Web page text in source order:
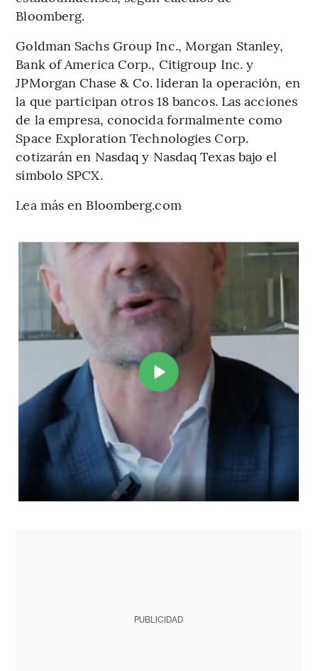
Bloomberg.
Goldman Sachs Group Inc., Morgan Stanley,
Bank of America Corp., Citigroup Inc. y
JPMorgan Chase & Co. lideran la operación, en
la que participan otros 18 bancos. Las acciones
de la empresa, conocida formalmente como
Space Exploration Technologies Corp.
cotizarán en Nasdaq y Nasdaq Texas bajo el
símbolo SPCX.
Lea más en Bloomberg.com
PUBLICIDAD